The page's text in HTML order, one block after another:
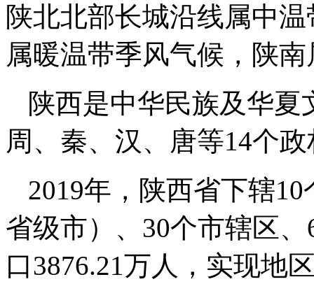
陕北北部长城沿线属中
属暖温带季风气候，陕
陕西是中华民族及华
周、秦、汉、唐等14个
2019年，陕西省下辖
省级市）、30个市辖区
口3876.21万人，实现地